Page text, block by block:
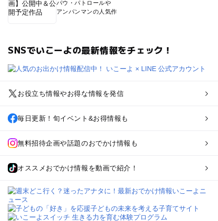
パウ・パトロールや
アンパンマンの人気作
SNSでいこーよの最新情報をチェック！
お役立ち情報やお得な情報を発信
毎日更新！旬イベント&お得情報も
無料招待企画や話題のおでかけ情報も
オススメおでかけ情報を動画で紹介！